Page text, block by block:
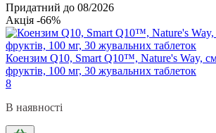
Придатний до 08/2026
Акція -66%
Коензим Q10, Smart Q10™, Nature's Way,
фруктів, 100 мг, 30 жувальних таблеток
8
В наявності